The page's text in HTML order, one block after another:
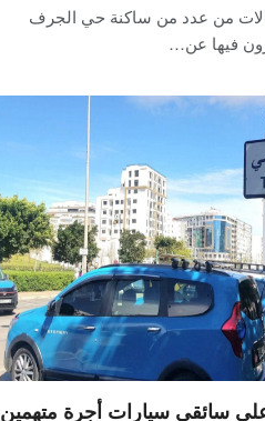
من عدد من ساكنة حي الجرف
فيها عن…
سائقي سيارات أجرة متهمين